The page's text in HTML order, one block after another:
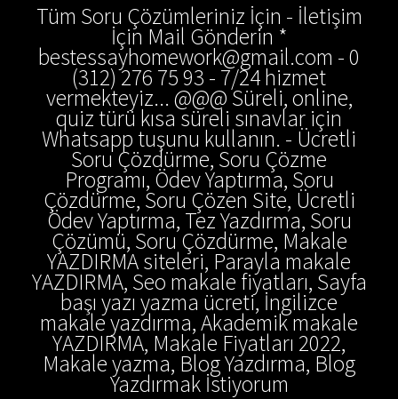
Tüm Soru Çözümleriniz İçin - İletişim
İçin Mail Gönderin *
bestessayhomework@gmail.com - 0
(312) 276 75 93 - 7/24 hizmet
vermekteyiz... @@@ Süreli, online,
quiz türü kısa süreli sınavlar için
Whatsapp tuşunu kullanın. - Ücretli
Soru Çözdürme, Soru Çözme
Programı, Ödev Yaptırma, Soru
Çözdürme, Soru Çözen Site, Ücretli
Ödev Yaptırma, Tez Yazdırma, Soru
Çözümü, Soru Çözdürme, Makale
YAZDIRMA siteleri, Parayla makale
YAZDIRMA, Seo makale fiyatları, Sayfa
başı yazı yazma ücreti, İngilizce
makale yazdırma, Akademik makale
YAZDIRMA, Makale Fiyatları 2022,
Makale yazma, Blog Yazdırma, Blog
Yazdırmak İstiyorum